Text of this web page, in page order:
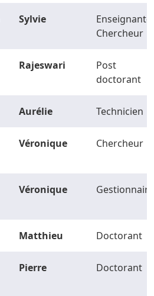
Sylvie
Enseignant-
Chercheur
Rajeswari
Post
doctorant
Aurélie Technicien
Véronique Chercheur
Véronique Gestionnaire
Matthieu Doctorant
Pierre Doctorant